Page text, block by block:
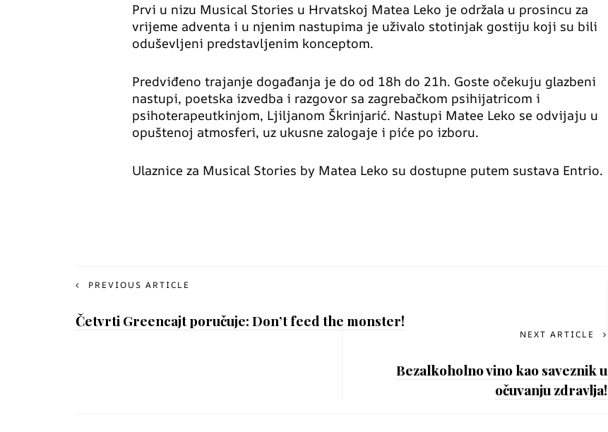
Prvi u nizu Musical Stories u Hrvatskoj Matea Leko je održala u prosincu za
vrijeme adventa i u njenim nastupima je uživalo stotinjak gostiju koji su bili
oduševljeni predstavljenim konceptom.
Predviđeno trajanje događanja je do od 18h do 21h. Goste očekuju glazbeni
nastupi, poetska izvedba i razgovor sa zagrebačkom psihijatricom i
psihoterapeutkinjom, Ljiljanom Škrinjarić. Nastupi Matee Leko se odvijaju u
opuštenoj atmosferi, uz ukusne zalogaje i piće po izboru.
Ulaznice za Musical Stories by Matea Leko su dostupne putem sustava Entrio.
PREVIOUS ARTICLE
Četvrti Greencajt poručuje: Don’t feed the monster!
NEXT ARTICLE
Bezalkoholno vino kao saveznik u
očuvanju zdravlja!